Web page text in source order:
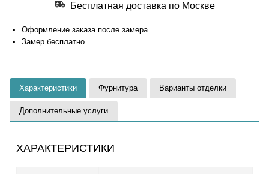
Бесплатная доставка по Москве
Оформление заказа после замера
Замер бесплатно
Характеристики Фурнитура Варианты отделки
Дополнительные услуги
ХАРАКТЕРИСТИКИ